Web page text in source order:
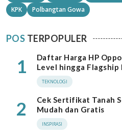
KPK
Polbangtan Gowa
POS TERPOPULER
1
Daftar Harga HP
Level hingga Flagship
TEKNOLOGI
2
Cek Sertifikat Tanah
Mudah dan Gratis
INSPIRASI